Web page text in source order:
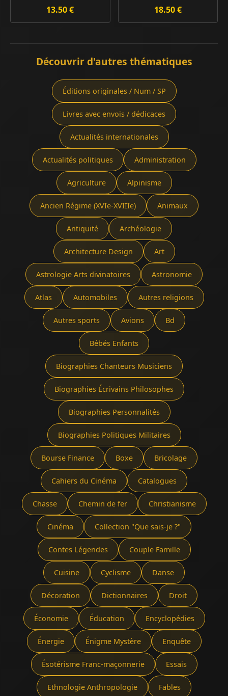
13.50 € 18.50 €
Découvrir d'autres thématiques
Éditions originales / Num / SP
Livres avec envois / dédicaces
Actualités internationales
Actualités politiques Administration
Agriculture Alpinisme
Ancien Régime (XVIe-XVIIIe) Animaux
Antiquité Archéologie
Architecture Design Art
Astrologie Arts divinatoires Astronomie
Atlas Automobiles Autres religions
Autres sports Avions Bd
Bébés Enfants
Biographies Chanteurs Musiciens
Biographies Écrivains Philosophes
Biographies Personnalités
Biographies Politiques Militaires
Bourse Finance Boxe Bricolage
Cahiers du Cinéma Catalogues
Chasse Chemin de fer Christianisme
Cinéma Collection "Que sais-je ?"
Contes Légendes Couple Famille
Cuisine Cyclisme Danse
Décoration Dictionnaires Droit
Économie Éducation Encyclopédies
Énergie Énigme Mystère Enquête
Ésotérisme Franc-maçonnerie Essais
Ethnologie Anthropologie Fables